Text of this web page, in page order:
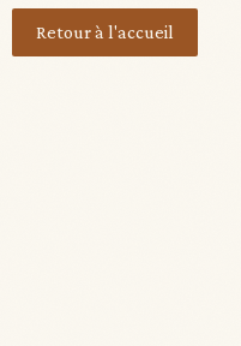
Retour à l'accueil